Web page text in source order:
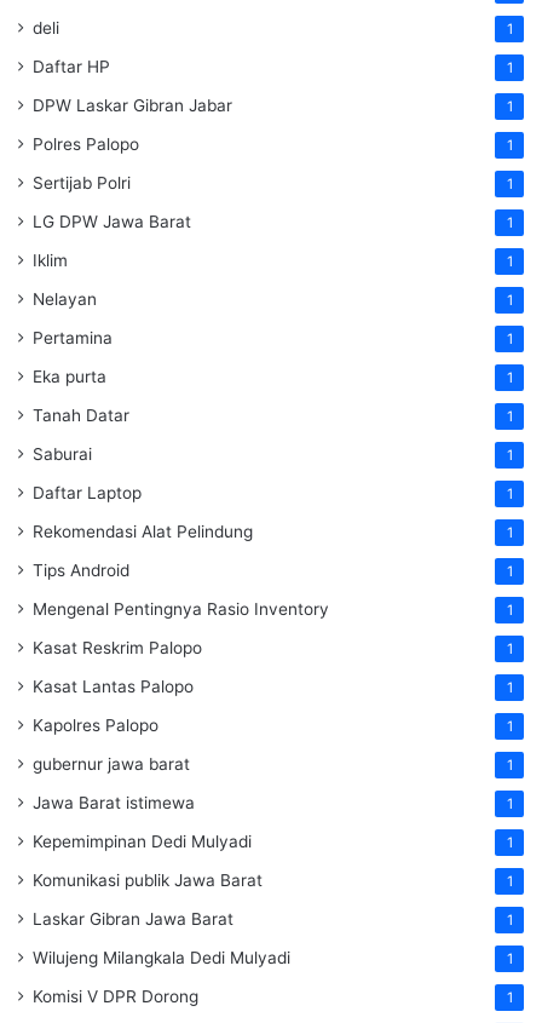
deli 1
Daftar HP 1
DPW Laskar Gibran Jabar 1
Polres Palopo 1
Sertijab Polri 1
LG DPW Jawa Barat 1
Iklim 1
Nelayan 1
Pertamina 1
Eka purta 1
Tanah Datar 1
Saburai 1
Daftar Laptop 1
Rekomendasi Alat Pelindung 1
Tips Android 1
Mengenal Pentingnya Rasio Inventory 1
Kasat Reskrim Palopo 1
Kasat Lantas Palopo 1
Kapolres Palopo 1
gubernur jawa barat 1
Jawa Barat istimewa 1
Kepemimpinan Dedi Mulyadi 1
Komunikasi publik Jawa Barat 1
Laskar Gibran Jawa Barat 1
Wilujeng Milangkala Dedi Mulyadi 1
Komisi V DPR Dorong 1